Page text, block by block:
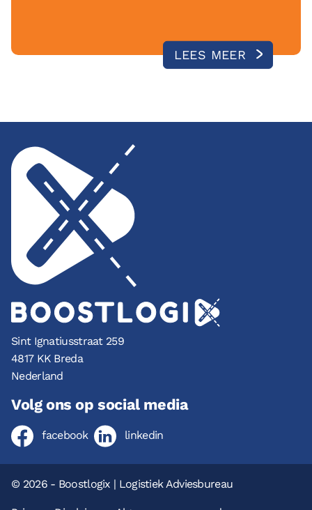
LEES MEER
Sint Ignatiusstraat 259
4817 KK Breda
Nederland
Volg ons op social media
facebook linkedin
© 2026 - Boostlogix | Logistiek Adviesbureau